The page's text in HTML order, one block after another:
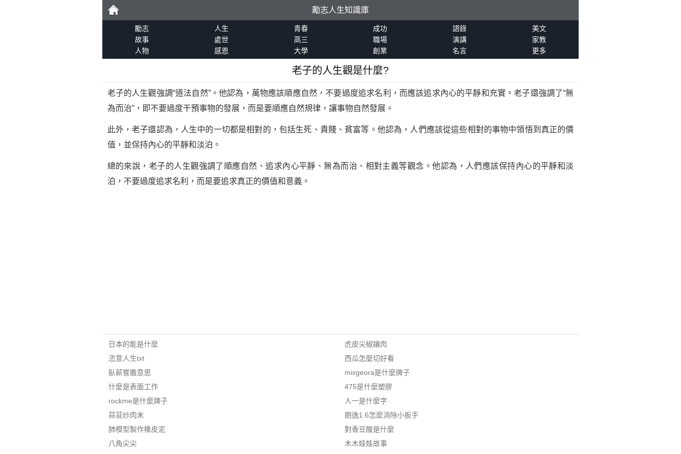
勵
勵志人生知識庫
勵志 人生 青春 成功 語錄
美文
故事
處世 高三 職場 演講
家教
人物
感恩 大學 創業 名言 更多
老子的人生觀是什麼?
老子的人生觀強調“道法自然”。他認為，萬物應該順應自然，不要過度追求名利，而應該追求內心的平靜和充實。老子還強調了“無
為而治”，即不要過度干預事物的發展，而是要順應自然規律，讓事物自然發展。
此外，老子還認為，人生中的一切都是相對的，包括生死、貴賤、貧富等。他認為，人們應該從這些相對的事物中領悟到真正的價
值，並保持內心的平靜和淡泊。
總的來說，老子的人生觀強調了順應自然、追求內心平靜、無為而治、相對主義等觀念。他認為，人們應該保持內心的平靜和淡
泊，不要過度追求名利，而是要追求真正的價值和意義。
日本的能是什麼
恣意人生txt
臥薪嘗膽意思
什麼是表面工作
rockme是什麼牌子
蒜苔炒肉末
肺模型製作橡皮泥
八角尖尖
虎皮尖椒鑲肉
西瓜怎麼切好看
mixgeora是什麼牌子
475是什麼塑膠
人一是什麼字
朗逸1.6怎麼消除小扳手
對香豆酸是什麼
木木娃娃故事